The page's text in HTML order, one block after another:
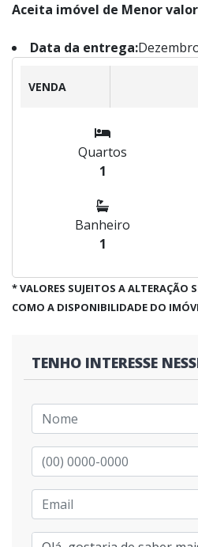
Aceita imóvel de Menor valor
Data da entrega:
VENDA
Quartos
1
Banheiro
1
* VALORES SUJEITOS A ALTERAÇÃO
COMO A DISPONIBILIDADE DO
TENHO INTERESSE